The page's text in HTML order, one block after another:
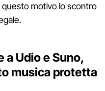
questo motivo lo scontro
a Udio e Suno,
musica protetta